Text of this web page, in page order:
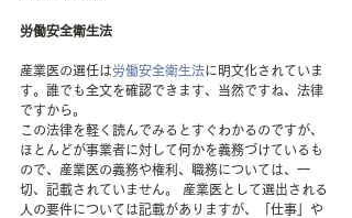
労働安全衛生法
産業医の選任は労働安全衛生法に明文化されていま
す。誰でも全文を確認できます、当然ですね、法律
ですから。
この法律を軽く読んでみるとすぐわかるのですが、
ほとんどが事業者に対して何かを義務づけているも
ので、産業医の義務や権利、職務については、一
切、記載されていません。 産業医として選出される
人の要件については記載がありますが、「仕事」や